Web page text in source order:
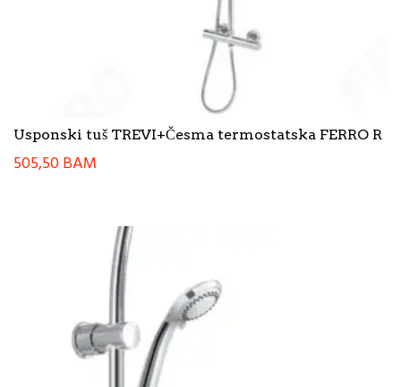
Usponski tuš TREVI+Česma termostatska FERRO R
505,50BAM